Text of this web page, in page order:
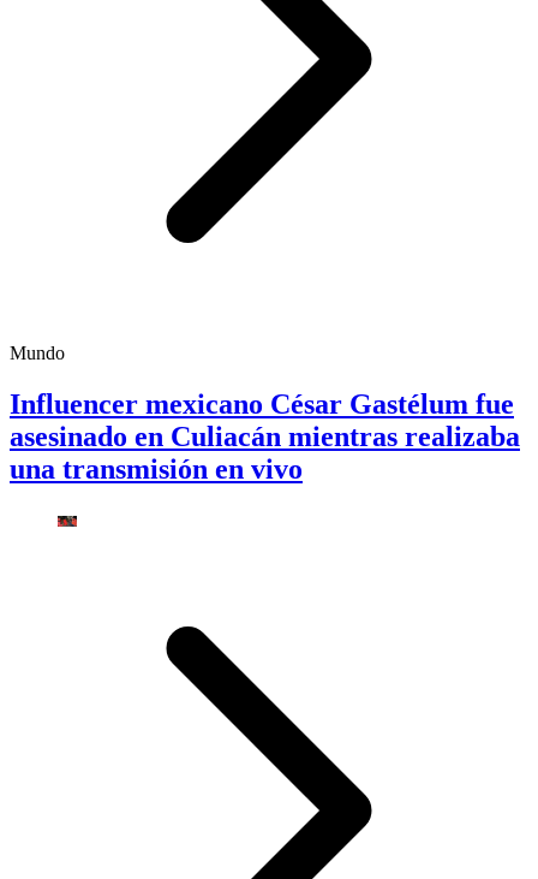
Mundo
Influencer mexicano César Gastélum fue
asesinado en Culiacán mientras realizaba
una transmisión en vivo